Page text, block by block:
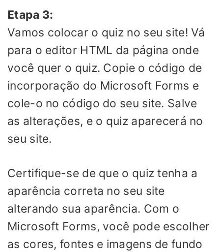
Etapa 3:
Vamos colocar o quiz no seu site! Vá
para o editor HTML da página onde
você quer o quiz. Copie o código de
incorporação do Microsoft Forms e
cole-o no código do seu site. Salve
as alterações, e o quiz aparecerá no
seu site.
Certifique-se de que o quiz tenha a
aparência correta no seu site
alterando sua aparência. Com o
Microsoft Forms, você pode escolher
as cores, fontes e imagens de fundo